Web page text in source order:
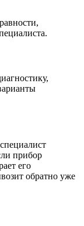
прибор
его
обратно уже